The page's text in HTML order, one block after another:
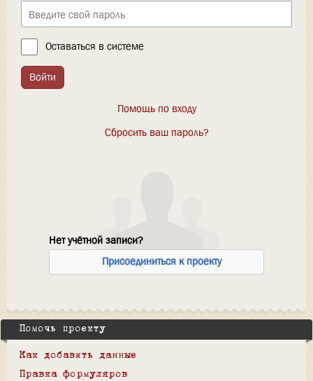
Оставаться в системе
Войти
Помощь по входу
Сбросить ваш пароль?
Нет учётной записи?
Присоединиться к проекту
Помочь проекту
Как добавить данные
Правка формуляров